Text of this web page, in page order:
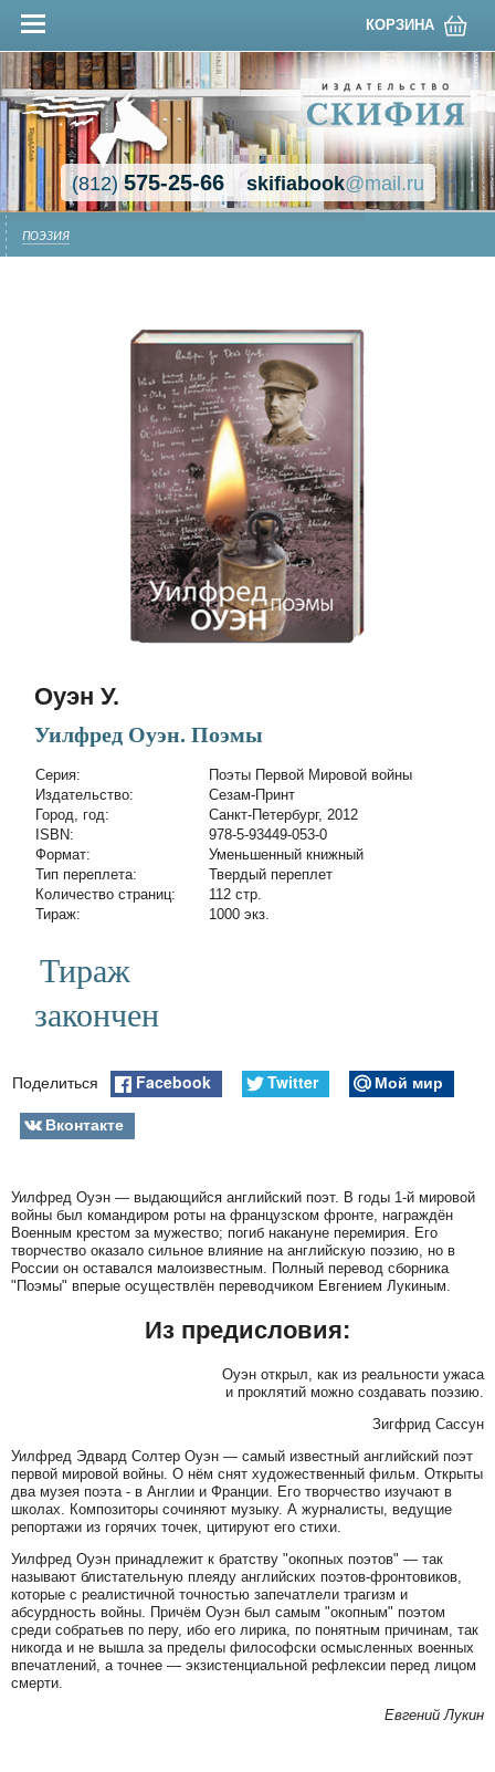
КОРЗИНА
(812)575-25-66 skifiabook@mail.ru
ПОЭЗИЯ
Оуэн У.
Уилфред Оуэн. Поэмы
Cерия:
Поэты Первой Мировой войны
Издательство:
Сезам-Принт
Город, год:
Санкт-Петербург, 2012
ISBN:
978-5-93449-053-0
Формат:
Уменьшенный книжный
Тип переплета:
Твердый переплет
Количество страниц:
112 стр.
Тираж:
1000 экз.
Тираж
закончен
Поделиться Facebook Twitter
Мой мир
Вконтакте
Уилфред Оуэн — выдающийся английский поэт. В годы 1-й мировой
войны был командиром роты на французском фронте, награждён
Военным крестом за мужество; погиб накануне перемирия. Его
творчество оказало сильное влияние на английскую поэзию, но в
России он оставался малоизвестным. Полный перевод сборника
"Поэмы" вперые осуществлён переводчиком Евгением Лукиным.
Из предисловия:
Оуэн открыл, как из реальности ужаса
и проклятий можно создавать поэзию.
Зигфрид Сассун
Уилфред Эдвард Солтер Оуэн — самый известный английский поэт
первой мировой войны. О нём снят художественный фильм. Открыты
два музея поэта - в Англии и Франции. Его творчество изучают в
школах. Композиторы сочиняют музыку. А журналисты, ведущие
репортажи из горячих точек, цитируют его стихи.
Уилфред Оуэн принадлежит к братству "окопных поэтов" — так
называют блистательную плеяду английских поэтов-фронтовиков,
которые с реалистичной точностью запечатлели трагизм и
абсурдность войны. Причём Оуэн был самым "окопным" поэтом
среди собратьев по перу, ибо его лирика, по понятным причинам, так
никогда и не вышла за пределы философски осмысленных военных
впечатлений, а точнее — экзистенциальной рефлексии перед лицом
смерти.
Евгений Лукин